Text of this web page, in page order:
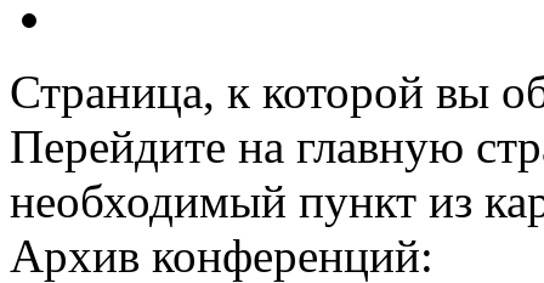
Страница, к которой вы
Перейдите на главную
необходимый пункт из
Архив конференций: